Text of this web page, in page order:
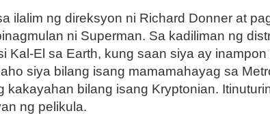
ilalim ng direksyon ni Richard Donner at
ni Superman. Sa kadiliman ng
El sa Earth, kung saan siya ay
siya bilang isang mamamahayag sa
bilang isang Kryptonian.
ng pelikula.